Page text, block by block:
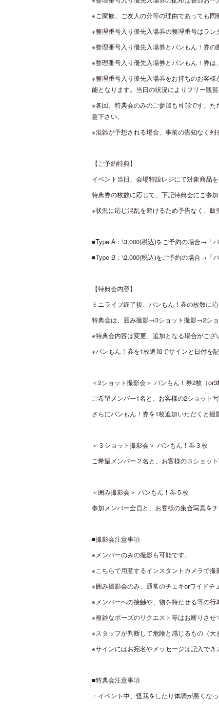
※ご家族、ご友人の分等の理由であっても同
※整理番号入り優先入場券の整理番号はラン
※整理番号入り優先入場券とバンもん！券の
※整理番号入り優先入場券とバンもん！券は
※整理番号入り優先入場券をお持ちのお客
能となります。当日の状況によりフリー観
※各回、特典会のみのご参加も可能です。
意下さい。
※混雑が予想される場合、事前の告知なく列
【ご予約特典】
イベント当日、会場特設レジにて対象商品
特典券の枚数に応じて、下記特典会にご参加
※状況に応じ混乱を避けるため予告なく、販
■Type A：\3,000(税込)をご予約の場合→「
■Type B：\2,000(税込)をご予約の場合→「
【特典会内容】
ミニライブ終了後、バンもん！券の枚数に
特典会は、囲み撮影→3ショット撮影→2ショ
※特典会内容は変更、追加となる場合がござ
※バンもん！券を1枚追加でサインと日付を
＜2ショット撮影会＞ バンもん！券2枚（or3
ご希望メンバー1名と、お客様の2ショット
さらにバンもん！券を1枚追加いただくと撮
＜３ショット撮影会＞ バンもん！券３枚
ご希望メンバー２名と、お客様の３ショッ
＜囲み撮影会＞ バンもん！券５枚
参加メンバー全員と、お客様の集合写真を
■撮影会注意事項
※メンバーのみの撮影も可能です。
※こちらで用意するインスタントカメラで撮
※囲み撮影会のみ、通常のチェキorワイドチ
※メンバーへの接触や、物を持たせる等の行
※複雑なポーズのリクエスト等はお断りさせ
※スタッフが判断して危険と感じるもの（大
※サインにはお宛名やメッセージは記入でき
■特典会注意事項
・イベント中、怪我をしたり体調が悪くな